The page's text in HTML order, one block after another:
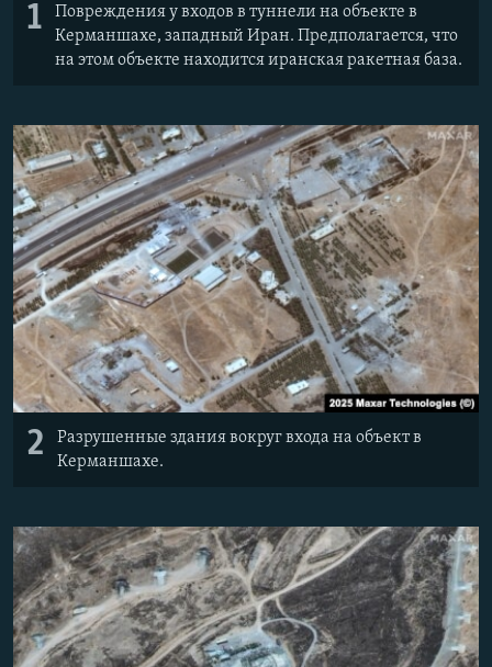
1
Повреждения у входов в туннели на объекте в
Керманшахе, западный Иран. Предполагается, что
на этом объекте находится иранская ракетная база.
2
Разрушенные здания вокруг входа на объект в
Керманшахе.